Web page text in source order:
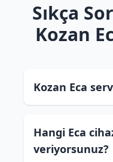
Sıkça
Kozan
Kozan Eca
Hangi Eca
veriyorsunuz?